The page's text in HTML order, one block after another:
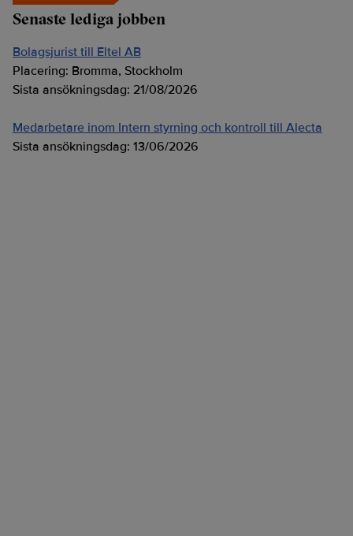
Senaste lediga jobben
Bolagsjurist till Eltel AB
Placering: Bromma, Stockholm
Sista ansökningsdag: 21/08/2026
Medarbetare inom Intern styrning och kontroll till Alecta
Sista ansökningsdag: 13/06/2026